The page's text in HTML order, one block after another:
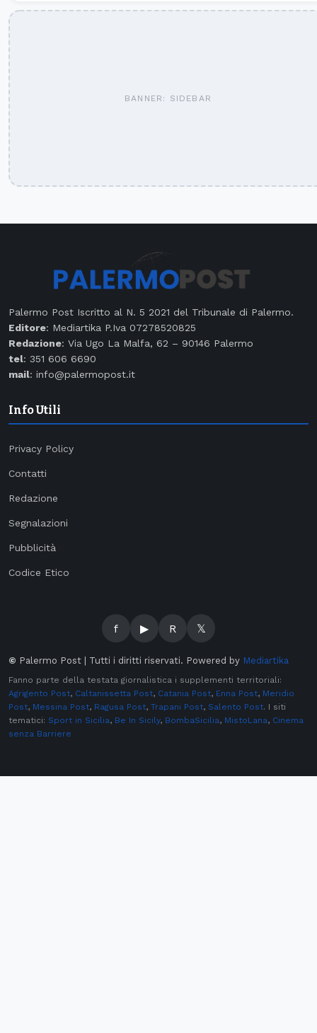
BANNER: SIDEBAR
Palermo Post Iscritto al N. 5 2021 del Tribunale di Palermo.
Editore: Mediartika P.Iva 07278520825
Redazione: Via Ugo La Malfa, 62 – 90146 Palermo
tel: 351 606 6690
mail: info@palermopost.it
Info Utili
Privacy Policy
Contatti
Redazione
Segnalazioni
Pubblicità
Codice Etico
f ▶ R 𝕏
© Palermo Post | Tutti i diritti riservati. Powered by Mediartika
Fanno parte della testata giornalistica i supplementi territoriali:
Agrigento Post, Caltanissetta Post, Catania Post, Enna Post, Meridio
Post, Messina Post, Ragusa Post, Trapani Post, Salento Post. I siti
tematici: Sport in Sicilia, Be In Sicily, BombaSicilia, MistoLana, Cinema
senza Barriere